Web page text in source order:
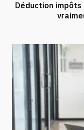
Déduction